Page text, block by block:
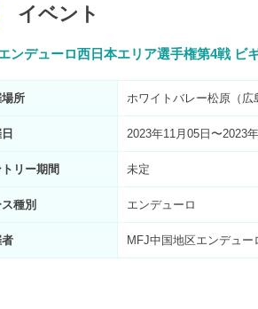
イベント
ンデューロ西日本エリア選手権第4戦 ビ
場所 ホワイトバレー松原（広
2023年11月05日〜2023
リー期間 未定
種別 エンデューロ
MFJ中国地区エンデュー